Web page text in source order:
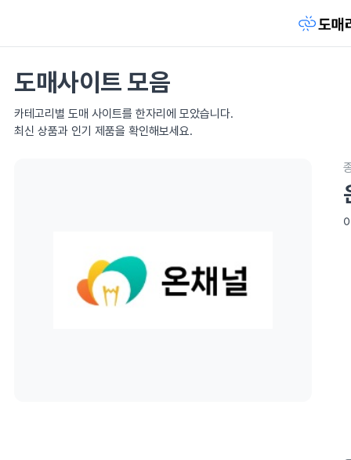
도매사이트 모음
카테고리별 도매 사이트를 한자리에 모았습니다.
최신 상품과 인기 제품을 확인해보세요.